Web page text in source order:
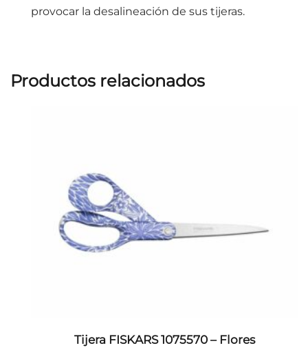
provocar la desalineación de sus tijeras.
Productos relacionados
Tijera FISKARS 1075570 – Flores